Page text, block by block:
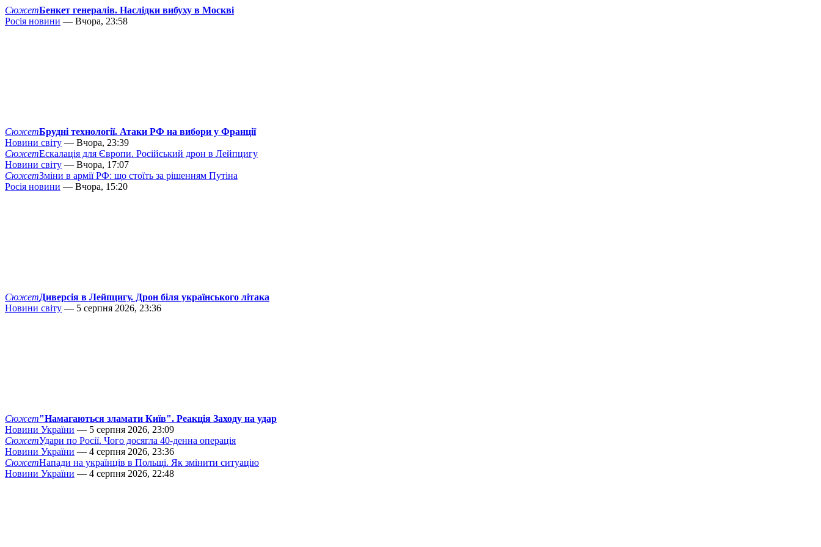
СюжетБенкет генералів. Наслідки вибуху в Москві
Росія новини — Вчора, 23:58
СюжетБрудні технології. Атаки РФ на вибори у Франції
Новини світу — Вчора, 23:39
СюжетЕскалація для Європи. Російський дрон в Лейпцигу
Новини світу — Вчора, 17:07
СюжетЗміни в армії РФ: що стоїть за рішенням Путіна
Росія новини — Вчора, 15:20
СюжетДиверсія в Лейпцигу. Дрон біля українського літака
Новини світу — 5 серпня 2026, 23:36
Сюжет"Намагаються зламати Київ". Реакція Заходу на удар
Новини України — 5 серпня 2026, 23:09
СюжетУдари по Росії. Чого досягла 40-денна операція
Новини України — 4 серпня 2026, 23:36
СюжетНапади на українців в Польщі. Як змінити ситуацію
Новини України — 4 серпня 2026, 22:48